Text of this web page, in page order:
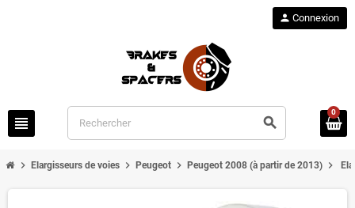
view_headline search
person Connexion
0
chevron_right Elargisseurs de voies chevron_right Peugeot chevron_right Peugeot 2008 (à partir de 2013) chevron_right